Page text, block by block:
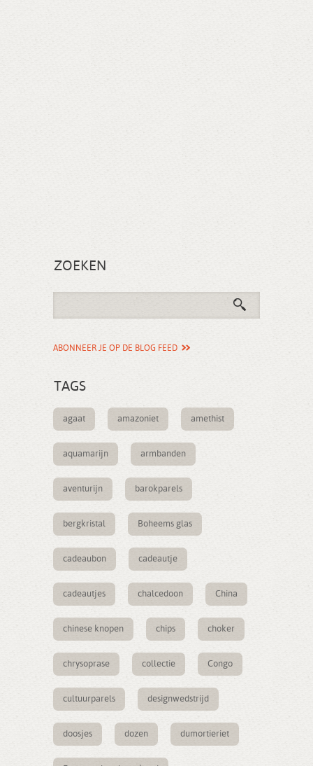
ZOEKEN
ABONNEER JE OP DE BLOG FEED
TAGS
agaat amazoniet amethist
aquamarijn armbanden
aventurijn barokparels
bergkristal Boheems glas
cadeaubon cadeautje
cadeautjes chalcedoon China
chinese knopen chips choker
chrysoprase collectie Congo
cultuurparels designwedstrijd
doosjes dozen dumortieriet